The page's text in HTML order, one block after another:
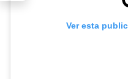
Ver esta